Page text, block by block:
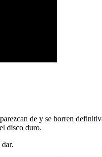
de y se borren
disco duro.